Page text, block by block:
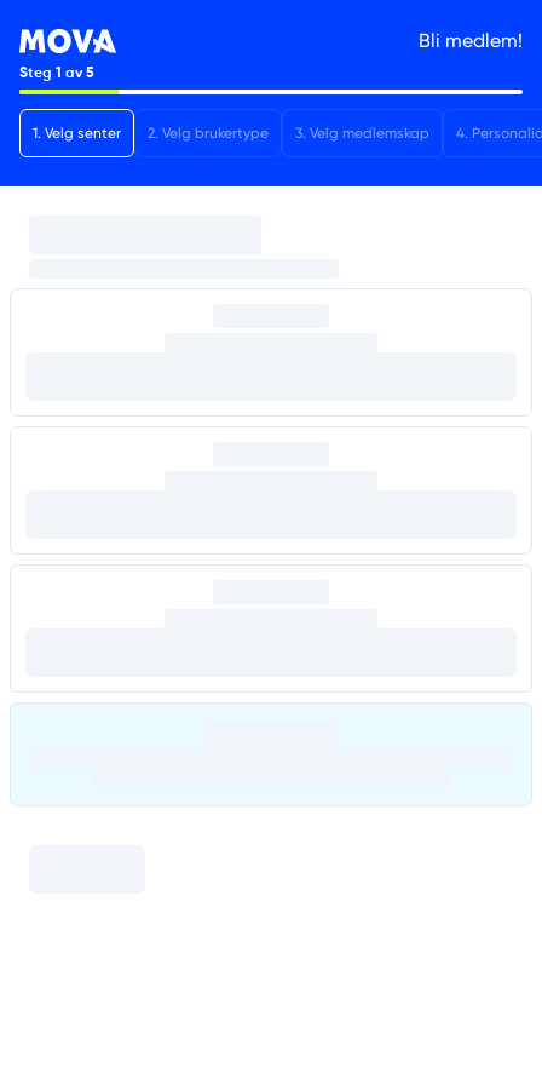
Bli medlem!
Steg 1 av5
1. Velg senter 2. Velg brukertype 3. Velg medlemskap 4.